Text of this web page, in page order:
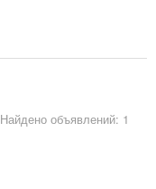
Найдено объявлений: 1